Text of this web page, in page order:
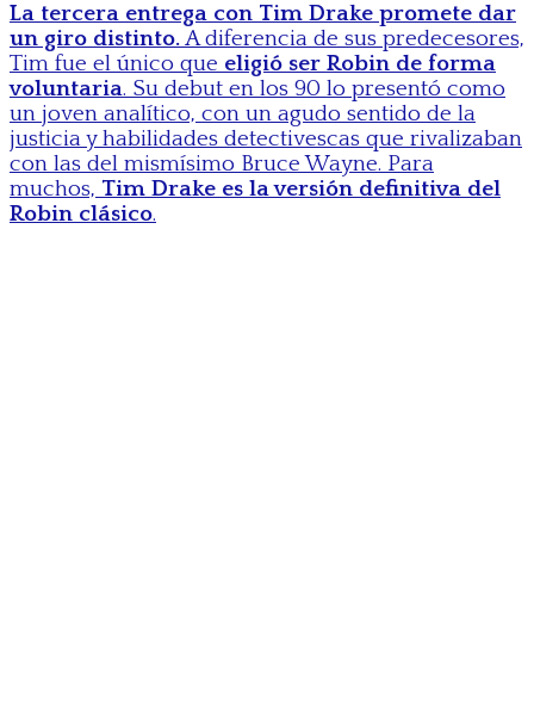
La tercera entrega con Tim Drake promete dar
un giro distinto.A diferencia de sus predecesores,
Tim fue el único que eligió ser Robin de forma
voluntaria. Su debut en los 90 lo presentó como
un joven analítico, con un agudo sentido de la
justicia y habilidades detectivescas que rivalizaban
con las del mismísimo Bruce Wayne. Para
muchos, Tim Drake es la versión definitiva del
Robin clásico.